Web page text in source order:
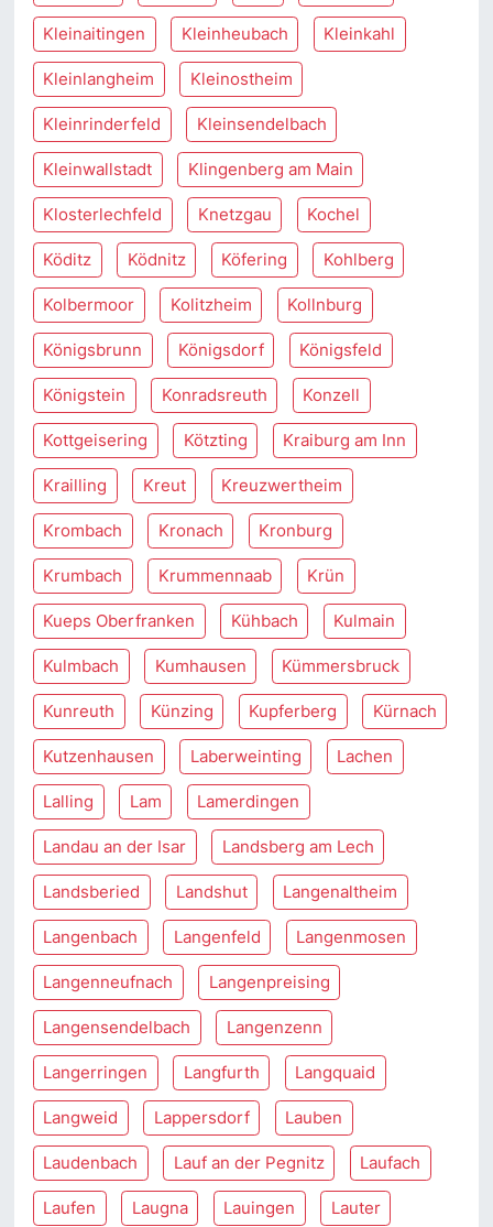
Kleinaitingen Kleinheubach Kleinkahl
Kleinlangheim Kleinostheim
Kleinrinderfeld Kleinsendelbach
Kleinwallstadt Klingenberg am Main
Klosterlechfeld Knetzgau Kochel
Köditz Ködnitz Köfering Kohlberg
Kolbermoor Kolitzheim Kollnburg
Königsbrunn Königsdorf Königsfeld
Königstein Konradsreuth Konzell
Kottgeisering Kötzting Kraiburg am Inn
Krailling Kreut Kreuzwertheim
Krombach Kronach Kronburg
Krumbach Krummennaab Krün
Kueps Oberfranken Kühbach Kulmain
Kulmbach Kumhausen Kümmersbruck
Kunreuth Künzing Kupferberg Kürnach
Kutzenhausen Laberweinting Lachen
Lalling Lam Lamerdingen
Landau an der Isar Landsberg am Lech
Landsberied Landshut Langenaltheim
Langenbach Langenfeld Langenmosen
Langenneufnach Langenpreising
Langensendelbach Langenzenn
Langerringen Langfurth Langquaid
Langweid Lappersdorf Lauben
Laudenbach Lauf an der Pegnitz Laufach
Laufen Laugna Lauingen Lauter